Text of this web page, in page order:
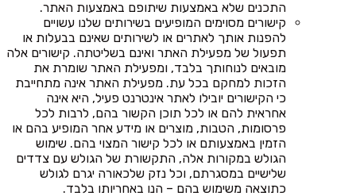
התכנים שלא באמצעות שיתופם באמצעות האתר.
קישורים מסוימים המופיעים בשירותים שלנו עשויים
להפנות אותך לאתרים או לשירותים שאינם בבעלות או
תפעול של מפעילת האתר ואינם בשליטתה. קישורים אלה
מובאים לנוחותך בלבד, ומפעילת האתר שומרת את
הזכות למחקם בכל עת. מפעילת האתר אינה מתחייבת
כי הקישורים יובילו לאתר אינטרנט פעיל, היא אינה
אחראית להם או לכל תוכן הקשור בהם, לרבות לכל
פרסומות, הטבות, מוצרים או מידע אחר המופיע בהם או
הזמין באמצעותם או לכל קישור המצוי בהם. שימוש
הגולש במקורות אלה, התקשורת של הגולש עם צדדים
שלישיים במסגרתם, וכל נזק שלכאורה יגרם לגולש
כתוצאה משימוש בהם – הנו באחריותו בלבד.